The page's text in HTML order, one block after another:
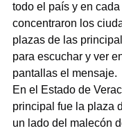
todo el país y en
concentraron los
plazas de las
para escuchar y ver
pantallas el mensaje.
En el Estado de
principal fue la plaza
un lado del malecón